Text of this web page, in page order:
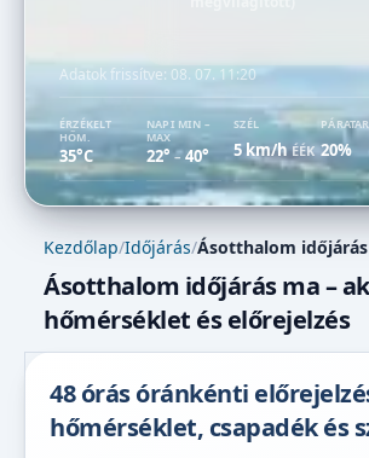
Adatok frissítve: 08. 07. 11:20
ÉRZÉKELT
HŐM.
35°C
NAPI MIN –
MAX
22° –40°
SZÉL
5 km/hÉÉK 20%
Kezdőlap/Időjárás/Ásotthalom időjárás
Ásotthalom időjárás ma –
hőmérséklet és előrejelzés
48 órás óránkénti
hőmérséklet, csapadék és